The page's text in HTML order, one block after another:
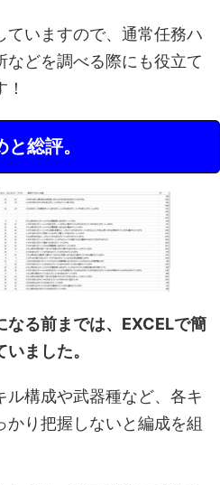
ていますので、通常任務ハ
などを調べる際にも役立て
と総評。
なる前までは、EXCELで簡
ました。
構成や武器種など、各キ
かり把握しないと編成を組